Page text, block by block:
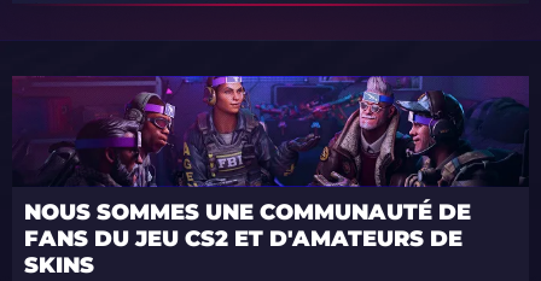
NOUS SOMMES UNE COMMUNAUTÉ DE
FANS DU JEU CS2 ET D'AMATEURS DE
SKINS